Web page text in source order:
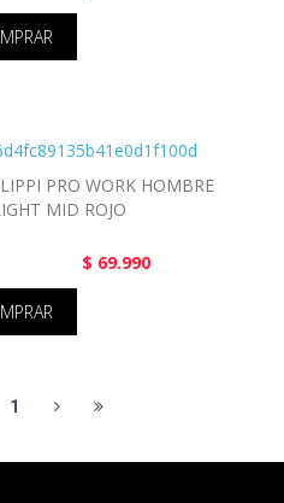
PRO WORK HOMBRE
MID ROJO
$ 69.990
1